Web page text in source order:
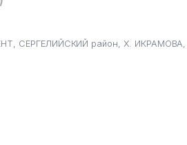
СЕРГЕЛИЙСКИЙ район, Х. ИКРАМОВА,